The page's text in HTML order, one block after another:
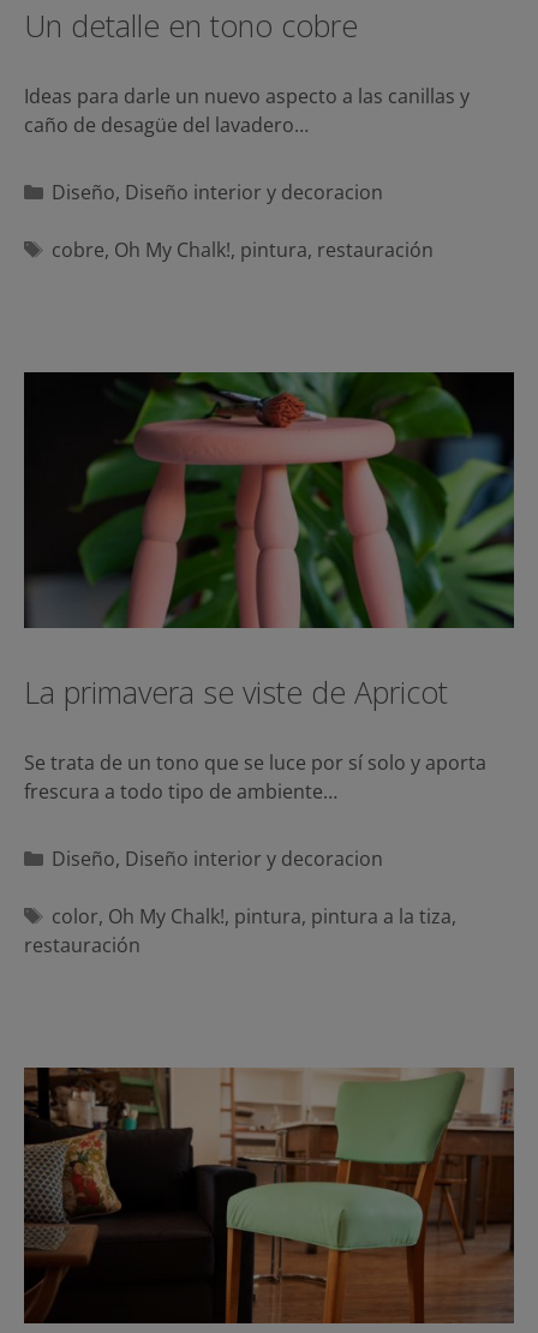
Un detalle en tono cobre
Ideas para darle un nuevo aspecto a las canillas y
caño de desagüe del lavadero…
Categorías
Diseño, Diseño interior y decoracion
Etiquetas
cobre, Oh My Chalk!, pintura, restauración
La primavera se viste de Apricot
Se trata de un tono que se luce por sí solo y aporta
frescura a todo tipo de ambiente…
Categorías
Diseño, Diseño interior y decoracion
Etiquetas
color, Oh My Chalk!, pintura, pintura a la tiza,
restauración